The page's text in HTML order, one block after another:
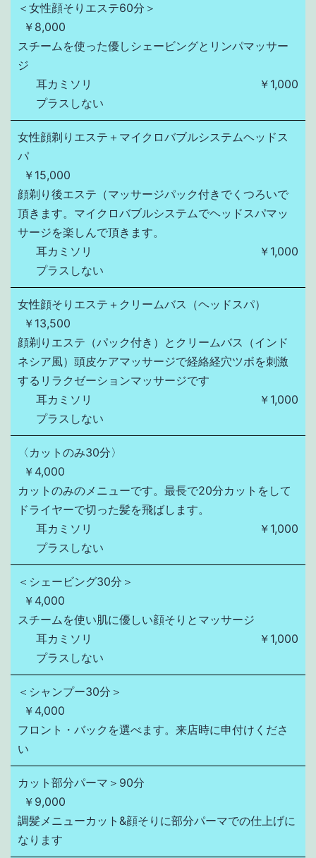
＜女性顔そりエステ60分＞
￥8,000
スチームを使った優しシェービングとリンパマッサー
ジ
耳カミソリ
￥1,000
プラスしない
女性顔剃りエステ＋マイクロバブルシステムヘッドス
パ
￥15,000
顔剃り後エステ（マッサージパック付きでくつろいで
頂きます。マイクロバブルシステムでヘッドスパマッ
サージを楽しんで頂きます。
耳カミソリ
￥1,000
プラスしない
女性顔そりエステ＋クリームバス（ヘッドスパ）
￥13,500
顔剃りエステ（パック付き）とクリームバス（インド
ネシア風）頭皮ケアマッサージで経絡経穴ツボを刺激
するリラクゼーションマッサージです
耳カミソリ
￥1,000
プラスしない
〈カットのみ30分〉
￥4,000
カットのみのメニューです。最長で20分カットをして
ドライヤーで切った髪を飛ばします。
耳カミソリ
￥1,000
プラスしない
＜シェービング30分＞
￥4,000
スチームを使い肌に優しい顔そりとマッサージ
耳カミソリ
￥1,000
プラスしない
＜シャンプー30分＞
￥4,000
フロント・バックを選べます。来店時に申付けくださ
い
カット部分パーマ＞90分
￥9,000
調髪メニューカット&顔そりに部分パーマでの仕上げに
なります